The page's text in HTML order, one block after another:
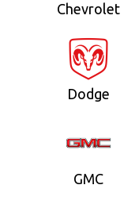
Chevrolet
Dodge
GMC